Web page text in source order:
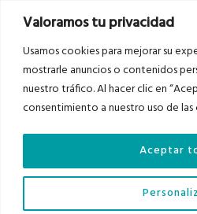
Valoramos tu privacidad
Usamos cookies para mejorar su
mostrarle anuncios o contenidos
nuestro tráfico. Al hacer clic en
consentimiento a nuestro uso de las
Aceptar
Asociados a